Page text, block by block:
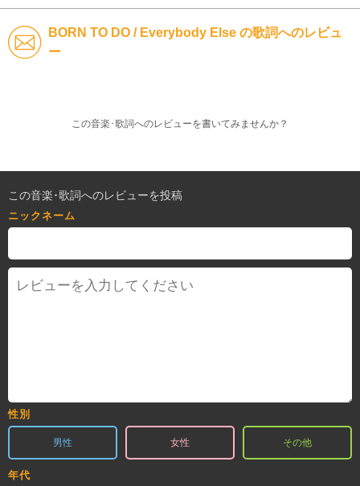
BORN TO DO / Everybody Else の歌詞へのレビュ
ー
この音楽･歌詞へのレビューを書いてみませんか？
この音楽･歌詞へのレビューを投稿
ニックネーム
性別
男性 女性 その他
年代